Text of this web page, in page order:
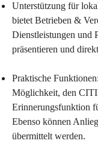
Unterstützung für
bietet Betrieben &
Dienstleistungen und
präsentieren und
Praktische
Möglichkeit, den
Erinnerungsfunktion
Ebenso können
übermittelt werden.